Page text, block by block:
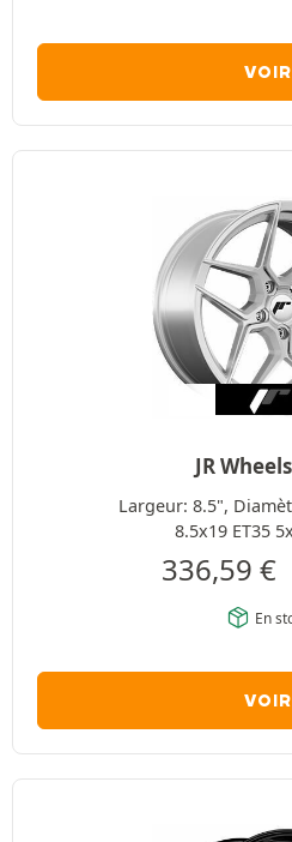
VOIR
JR
Largeur: 8.5",
8.5x19 ET35
336,59 €
En
VOIR